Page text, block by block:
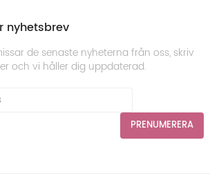
nyhetsbrev
de senaste nyheterna från oss, skriv
och vi håller dig uppdaterad.
PRENUMERERA